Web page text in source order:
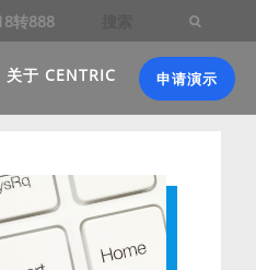
转888
关于 CENTRIC 申请演示